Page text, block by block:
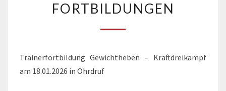
FORTBILDUNGEN
Trainerfortbildung Gewichtheben – Kraftdreikampf
am 18.01.2026 in Ohrdruf